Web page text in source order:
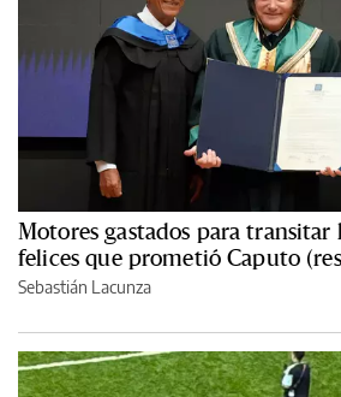
Motores gastados para transitar
felices que prometió Caputo
Sebastián Lacunza